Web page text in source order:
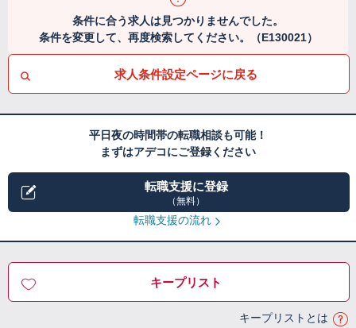
条件に合う求人は見つかりませんでした。
条件を変更して、再度検索してください。（E130021）
求人条件設定ページに戻る
平日夜の時間帯の転職相談も可能！
まずはアデコにご登録ください
転職支援に登録
（無料）
転職支援の流れ
キープリスト
キープリストとは